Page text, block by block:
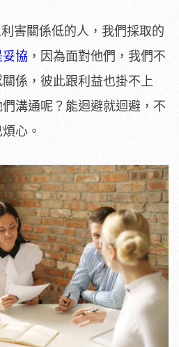
害關係低的人，我們採取的
協 ，因為面對他們，我們不
係，彼此跟利益也掛不上
溝通呢？能迴避就迴避，不
心。